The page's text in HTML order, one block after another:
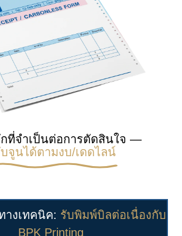
กที่จำเป็นต่อการตัดสินใจ —
จูนได้ตามงบ/เดดไลน์
างเทคนิค: รับพิมพ์บิลต่อเนื่องกับ
BPK Printing